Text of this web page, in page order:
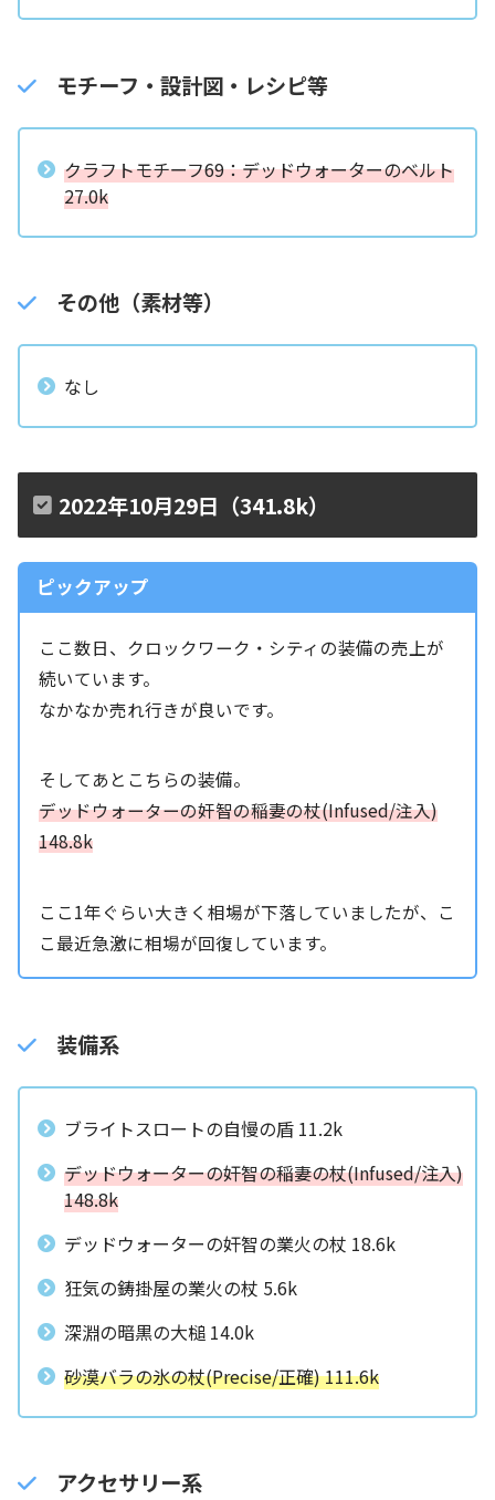
モチーフ・設計図・レシピ等
クラフトモチーフ69：デッドウォーターのベルト
27.0k
その他（素材等）
なし
2022年10月29日（341.8k）
ピックアップ
ここ数日、クロックワーク・シティの装備の売上が
続いています。
なかなか売れ行きが良いです。
そしてあとこちらの装備。
デッドウォーターの奸智の稲妻の杖(Infused/注入)
148.8k
ここ1年ぐらい大きく相場が下落していましたが、こ
こ最近急激に相場が回復しています。
装備系
ブライトスロートの自慢の盾 11.2k
デッドウォーターの奸智の稲妻の杖(Infused/注入)
148.8k
デッドウォーターの奸智の業火の杖 18.6k
狂気の鋳掛屋の業火の杖 5.6k
深淵の暗黒の大槌 14.0k
砂漠バラの氷の杖(Precise/正確) 111.6k
アクセサリー系